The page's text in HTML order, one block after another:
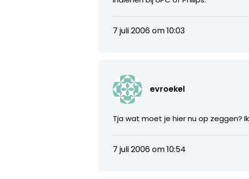
7 juli 2006 om 10:03
evroekel
Tja wat moet je hier nu op zeggen?
7 juli 2006 om 10:54